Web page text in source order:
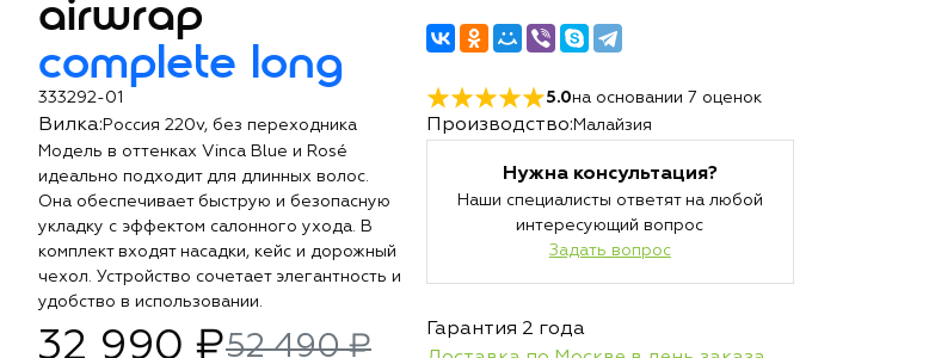
airwrap
complete long
333292-01 5.0на основании 7 оценок
Вилка: Россия 220v, без переходника Производство: Малайзия
Модель в оттенках Vinca Blue и Rosé
идеально подходит для длинных волос.
Она обеспечивает быструю и безопасную
укладку с эффектом салонного ухода. В
комплект входят насадки, кейс и дорожный
чехол. Устройство сочетает элегантность и
удобство в использовании.
Нужна консультация?
Наши специалисты ответят на любой
интересующий вопрос
Задать вопрос
Гарантия 2 года
32 990 ₽52 490 ₽